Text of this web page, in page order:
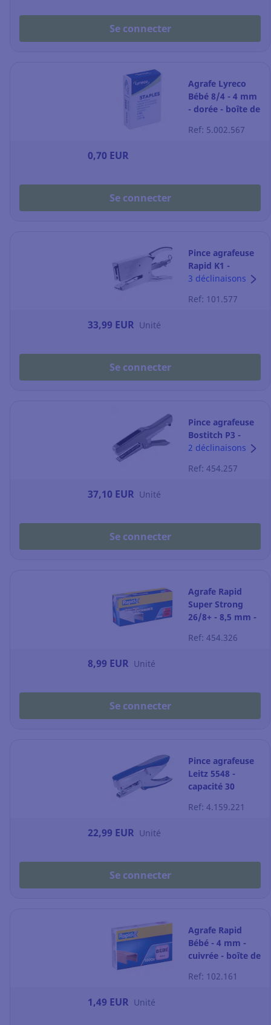
Se connecter
Agrafe Lyreco
Bébé 8/4 - 4 mm
- dorée - boîte de
Ref: 5.002.567
0,70 EUR
Se connecter
Pince agrafeuse
Rapid K1 -
capacité 50
chromée
3 déclinaisons
Ref: 101.577
33,99 EUR Unité
Se connecter
Pince agrafeuse
Bostitch P3 -
capacité 20
laqué
2 déclinaisons
Ref: 454.257
37,10 EUR Unité
Se connecter
Agrafe Rapid
Super Strong
26/8+ - 8,5 mm -
Ref: 454.326
8,99 EUR Unité
Se connecter
Pince agrafeuse
Leitz 5548 -
capacité 30
Ref: 4.159.221
22,99 EUR Unité
Se connecter
Agrafe Rapid
Bébé - 4 mm -
cuivrée - boîte de
Ref: 102.161
1,49 EUR Unité